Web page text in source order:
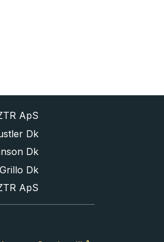
ApS
Dk
Dk
Grillo Dk
ApS